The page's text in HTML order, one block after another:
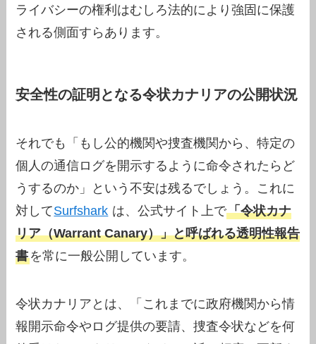
ライバシーの権利はむしろ法的により強固に保護
される側面すらあります。
安全性の証明となる令状カナリアの公開状況
それでも「もし公的機関や捜査機関から、特定の
個人の通信ログを開示するように命令されたらど
うするのか」という不安は残るでしょう。これに
対してSurfshark は、公式サイト上で「令状カナ
リア（Warrant Canary）」と呼ばれる透明性報告
書を常に一般公開しています。
令状カナリアとは、「これまでに政府機関から情
報開示命令やログ提供の要請、捜査令状などを何